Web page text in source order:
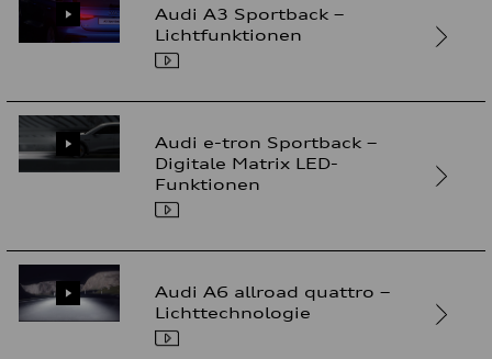
Audi A3 Sportback –
Lichtfunktionen
Audi e-tron Sportback –
Digitale Matrix LED-
Funktionen
Audi A6 allroad quattro –
Lichttechnologie